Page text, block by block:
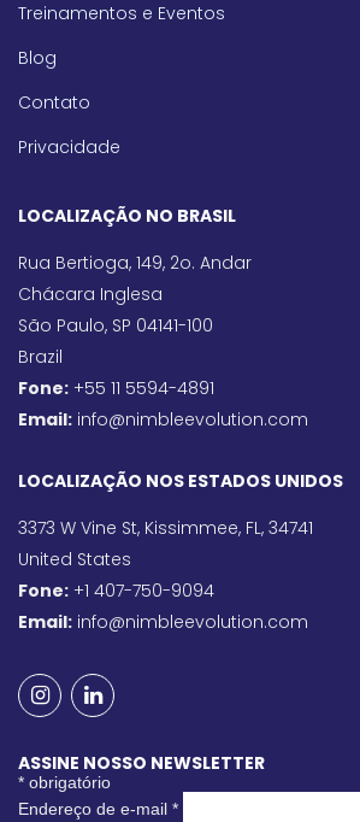
Treinamentos e Eventos
Blog
Contato
Privacidade
LOCALIZAÇÃO NO BRASIL
Rua Bertioga, 149, 2o. Andar
Chácara Inglesa
São Paulo, SP 04141-100
Brazil
Fone: +55 11 5594-4891
Email: info@nimbleevolution.com
LOCALIZAÇÃO NOS ESTADOS UNIDOS
3373 W Vine St, Kissimmee, FL, 34741
United States
Fone: +1 407-750-9094
Email: info@nimbleevolution.com
ASSINE NOSSO NEWSLETTER
* obrigatório
Endereço de e-mail *